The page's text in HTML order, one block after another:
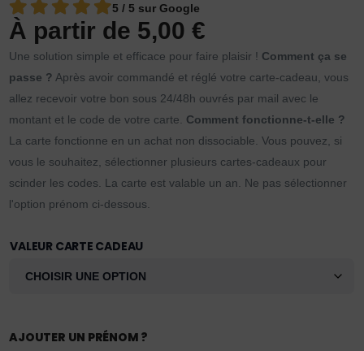
5 / 5 sur Google
À partir de 5,00€
Une solution simple et efficace pour faire plaisir ! Comment ça se
passe ? Après avoir commandé et réglé votre carte-cadeau, vous
allez recevoir votre bon sous 24/48h ouvrés par mail avec le
montant et le code de votre carte. Comment fonctionne-t-elle ?
La carte fonctionne en un achat non dissociable. Vous pouvez, si
vous le souhaitez, sélectionner plusieurs cartes-cadeaux pour
scinder les codes. La carte est valable un an. Ne pas sélectionner
l'option prénom ci-dessous.
VALEUR CARTE CADEAU
AJOUTER UN PRÉNOM ?